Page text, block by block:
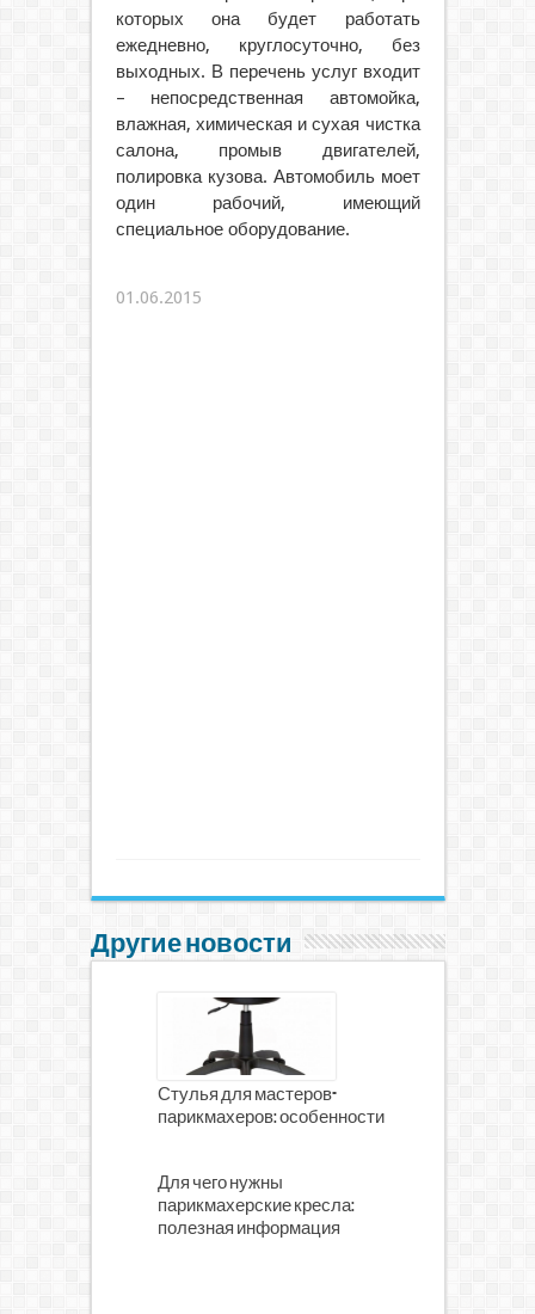
которых она будет работать
ежедневно, круглосуточно, без
выходных. В перечень услуг входит
– непосредственная автомойка,
влажная, химическая и сухая чистка
салона, промыв двигателей,
полировка кузова. Автомобиль моет
один рабочий, имеющий
специальное оборудование.
01.06.2015
Другие новости
Стулья для мастеров-
парикмахеров: особенности
Для чего нужны
парикмахерские кресла:
полезная информация